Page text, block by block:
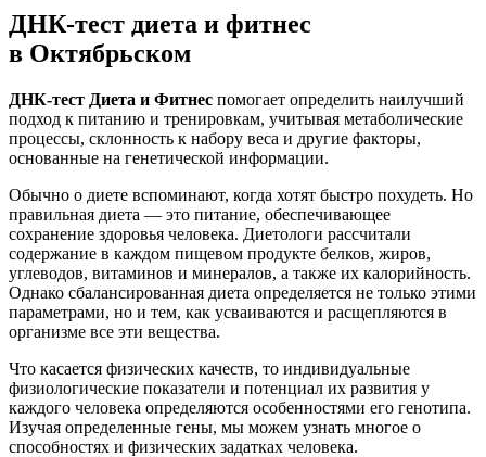
ДНК-тест диета и фитнес
в Октябрьском
ДНК-тест Диета и Фитнес помогает определить наилучший
подход к питанию и тренировкам, учитывая метаболические
процессы, склонность к набору веса и другие факторы,
основанные на генетической информации.
Обычно о диете вспоминают, когда хотят быстро похудеть. Но
правильная диета — это питание, обеспечивающее
сохранение здоровья человека. Диетологи рассчитали
содержание в каждом пищевом продукте белков, жиров,
углеводов, витаминов и минералов, а также их калорийность.
Однако сбалансированная диета определяется не только этими
параметрами, но и тем, как усваиваются и расщепляются в
организме все эти вещества.
Что касается физических качеств, то индивидуальные
физиологические показатели и потенциал их развития у
каждого человека определяются особенностями его генотипа.
Изучая определенные гены, мы можем узнать многое о
способностях и физических задатках человека.